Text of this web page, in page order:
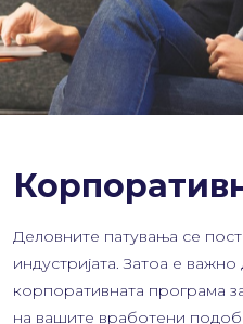
Деловните патувања се
индустријата. Затоа е
корпоративната програма
на вашите вработени